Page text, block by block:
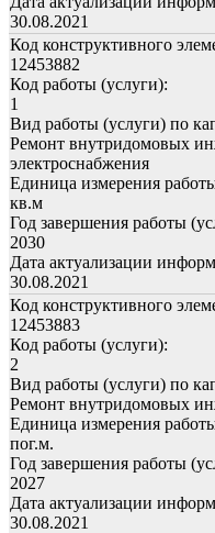
30.08.2021
Код конструктивного
12453882
Код работы (услуги):
1
Вид работы (услуги) по
Ремонт внутридомовых
электроснабжения
Единица измерения
кв.м
Год завершения работы
2030
Дата актуализации
30.08.2021
Код конструктивного
12453883
Код работы (услуги):
2
Вид работы (услуги) по
Ремонт внутридомовых
Единица измерения
пог.м.
Год завершения работы
2027
Дата актуализации
30.08.2021